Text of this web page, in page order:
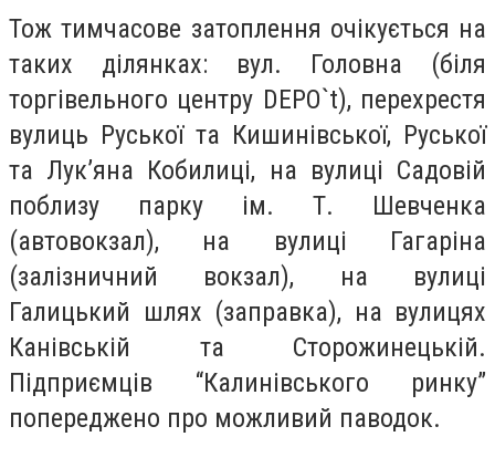
Тож тимчасове затоплення очікується на
таких ділянках: вул. Головна (біля
торгівельного центру DEPO`t), перехрестя
вулиць Руської та Кишинівської, Руської
та Лук’яна Кобилиці, на вулиці Садовій
поблизу парку ім. Т. Шевченка
(автовокзал), на вулиці Гагаріна
(залізничний вокзал), на вулиці
Галицький шлях (заправка), на вулицях
Канівській та Сторожинецькій.
Підприємців “Калинівського ринку”
попереджено про можливий паводок.